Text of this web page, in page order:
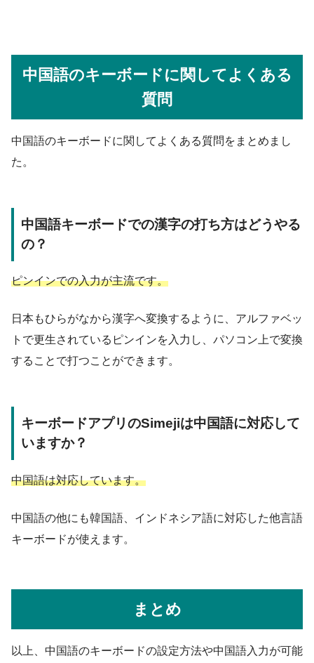
中国語のキーボードに関してよくある
質問
中国語のキーボードに関してよくある質問をまとめまし
た。
中国語キーボードでの漢字の打ち方はどうやる
の？
ピンインでの入力が主流です。
日本もひらがなから漢字へ変換するように、アルファベッ
トで更生されているピンインを入力し、パソコン上で変換
することで打つことができます。
キーボードアプリのSimejiは中国語に対応して
いますか？
中国語は対応しています。
中国語の他にも韓国語、インドネシア語に対応した他言語
キーボードが使えます。
まとめ
以上、中国語のキーボードの設定方法や中国語入力が可能